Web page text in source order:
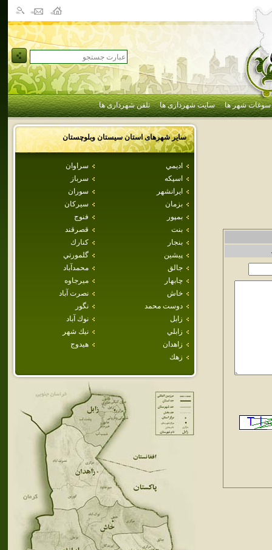
سوغات شهر ها سایت شهرداری ها تلفن شهرداری ها
سایر شهرهای استانسيستان وبلوچستان
اديمي
سراوان
اسپكه
سرباز
ايرانشهر
سوران
بزمان
سيركان
بمپور
فنوج
بنت
قصرقند
بنجار
كنارك
پيشين
گلمورتي
جالق
محمدآباد
چابهار
ميرجاوه
خاش
نصرت آباد
دوست محمد
نگور
زابل
نوك آباد
زابلي
نيك شهر
زاهدان
هيدوج
زهك